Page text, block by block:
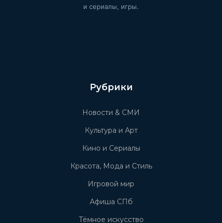
и сериалы, игры.
Рубрики
Новости & СМИ
Культура и Арт
Кино и Сериалы
Красота, Мода и Стиль
Игровой мир
Афиша СПб
Тёмное искусство